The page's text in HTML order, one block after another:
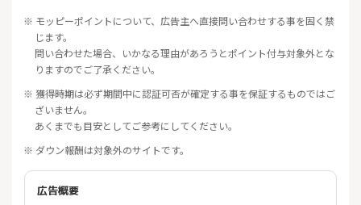
※ モッピーポイントについて、広告主へ直接問い合わせする事を固く禁
じます。
問い合わせた場合、いかなる理由があろうとポイント付与対象外とな
りますのでご了承ください。
※ 獲得時期は必ず期間中に認証可否が確定する事を保証するものではご
ざいません。
あくまでも目安としてご参考にしてください。
※ ダウン報酬は対象外のサイトです。
広告概要